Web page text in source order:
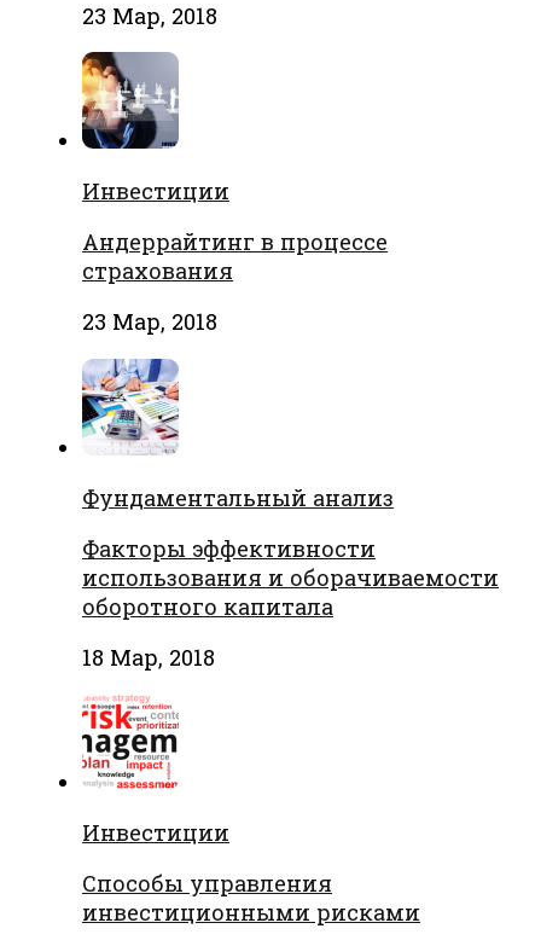
23 Мар, 2018
Инвестиции
Андеррайтинг в процессе
страхования
23 Мар, 2018
Фундаментальный анализ
Факторы эффективности
использования и оборачиваемости
оборотного капитала
18 Мар, 2018
Инвестиции
Способы управления
инвестиционными рисками